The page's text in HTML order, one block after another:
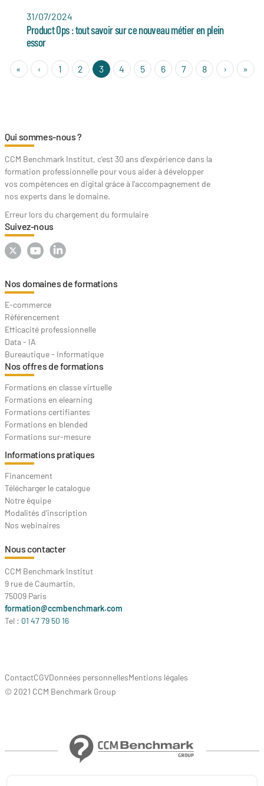
31/07/2024
Product Ops : tout savoir sur ce nouveau métier en plein
essor
« « First
‹ 1 2 3 4 5 6 7 8 ›› »
Qui sommes-nous ?
CCM Benchmark Institut, c'est 30 ans d'expérience dans la
formation professionnelle pour vous aider à développer
vos compétences en digital grâce à l’accompagnement de
nos experts dans le domaine.
Erreur lors du chargement du formulaire
Suivez-nous
Nos domaines de formations
E-commerce
Référencement
Efficacité professionnelle
Data - IA
Bureautique - Informatique
Nos offres de formations
Formations en classe virtuelle
Formations en elearning
Formations certifiantes
Formations en blended
Formations sur-mesure
Informations pratiques
Financement
Télécharger le catalogue
Notre équipe
Modalités d'inscription
Nos webinaires
Nous contacter
CCM Benchmark Institut
9 rue de Caumartin,
75009 Paris
formation@ccmbenchmark.com
Tel : 01 47 79 50 16
ContactCGVDonnées personnellesMentions légales
© 2021 CCM Benchmark Group